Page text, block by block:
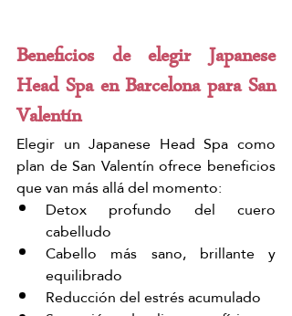
Beneficios de elegir Japanese
Head Spa en Barcelona para San
Valentín
Elegir un Japanese Head Spa como
plan de San Valentín ofrece beneficios
que van más allá del momento:
Detox profundo del cuero
cabelludo
Cabello más sano, brillante y
equilibrado
Reducción del estrés acumulado